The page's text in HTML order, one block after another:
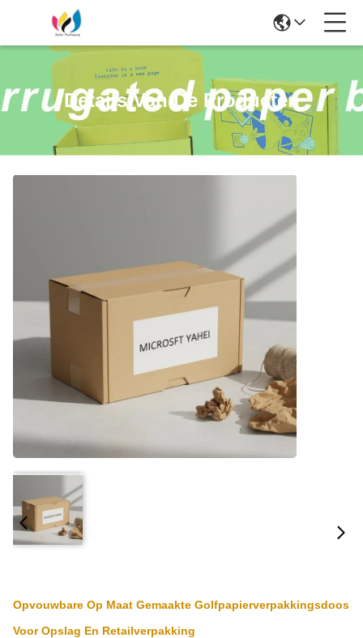
Details Van De Producten
Opvouwbare Op Maat Gemaakte Golfpapierverpakkingsdoos
Voor Opslag En Retailverpakking